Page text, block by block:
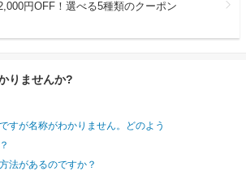
円OFF！選べる5種類のクーポン
りませんか?
すが名称がわかりません。どのよう
法があるのですか？